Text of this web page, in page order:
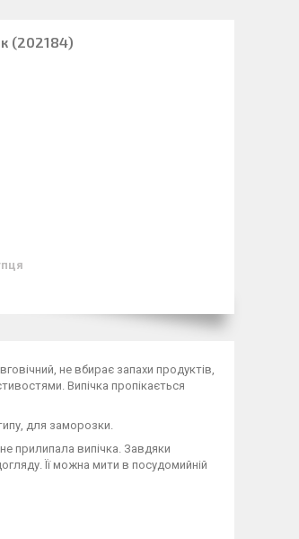
(202184)
не вбирає запахи продуктів,
Випічка пропікається
для заморозки.
прилипала випічка. Завдяки
Її можна мити в посудомийній